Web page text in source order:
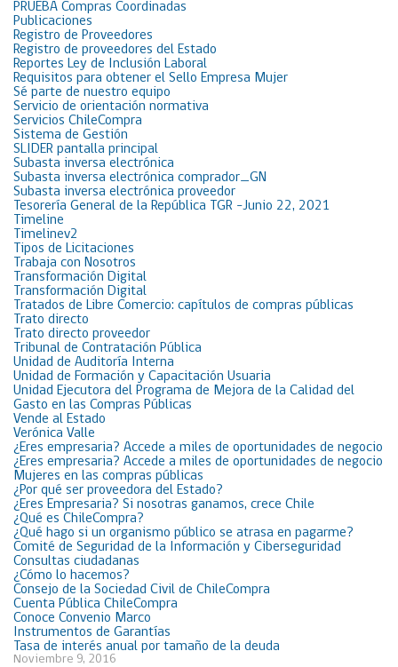
PRUEBA Compras Coordinadas
Publicaciones
Registro de Proveedores
Registro de proveedores del Estado
Reportes Ley de Inclusión Laboral
Requisitos para obtener el Sello Empresa Mujer
Sé parte de nuestro equipo
Servicio de orientación normativa
Servicios ChileCompra
Sistema de Gestión
SLIDER pantalla principal
Subasta inversa electrónica
Subasta inversa electrónica comprador_GN
Subasta inversa electrónica proveedor
Tesorería General de la República TGR -Junio 22, 2021
Timeline
Timelinev2
Tipos de Licitaciones
Trabaja con Nosotros
Transformación Digital
Transformación Digital
Tratados de Libre Comercio: capítulos de compras públicas
Trato directo
Trato directo proveedor
Tribunal de Contratación Pública
Unidad de Auditoría Interna
Unidad de Formación y Capacitación Usuaria
Unidad Ejecutora del Programa de Mejora de la Calidad del
Gasto en las Compras Públicas
Vende al Estado
Verónica Valle
¿Eres empresaria? Accede a miles de oportunidades de negocio
¿Eres empresaria? Accede a miles de oportunidades de negocio
Mujeres en las compras públicas
¿Por qué ser proveedora del Estado?
¿Eres Empresaria? Si nosotras ganamos, crece Chile
¿Qué es ChileCompra?
¿Qué hago si un organismo público se atrasa en pagarme?
Comité de Seguridad de la Información y Ciberseguridad
Consultas ciudadanas
¿Cómo lo hacemos?
Consejo de la Sociedad Civil de ChileCompra
Cuenta Pública ChileCompra
Conoce Convenio Marco
Instrumentos de Garantías
Tasa de interés anual por tamaño de la deuda
Noviembre 9, 2016